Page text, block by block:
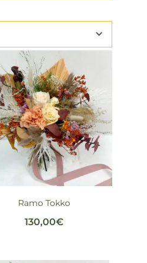
Ramo Tokko
130,00€